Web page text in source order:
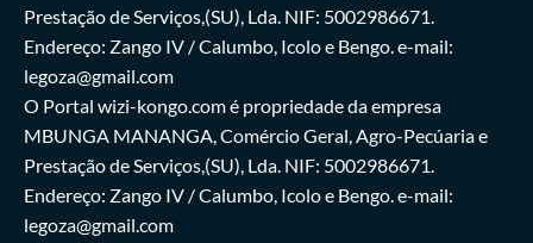
Prestação de Serviços,(SU), Lda. NIF: 5002986671.
Endereço: Zango IV / Calumbo, Icolo e Bengo. e-mail:
legoza@gmail.com
O Portal wizi-kongo.com é propriedade da empresa
MBUNGA MANANGA, Comércio Geral, Agro-Pecúaria e
Prestação de Serviços,(SU), Lda. NIF: 5002986671.
Endereço: Zango IV / Calumbo, Icolo e Bengo. e-mail:
legoza@gmail.com